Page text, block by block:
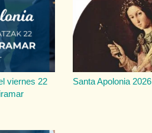
viernes 22
Santa Apolonia 2026